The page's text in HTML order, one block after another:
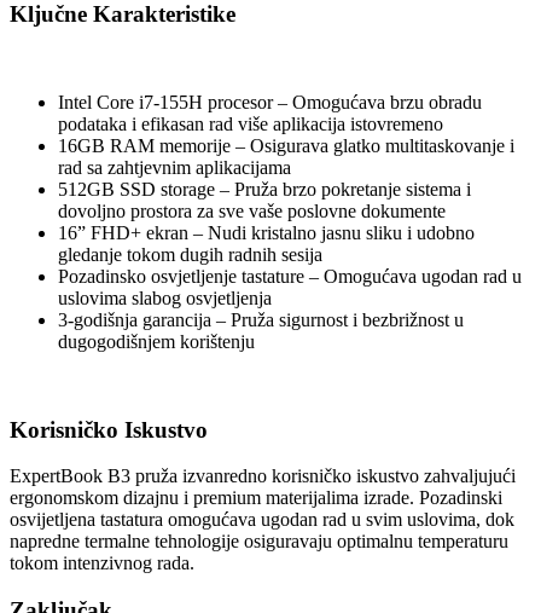
Ključne Karakteristike
Intel Core i7-155H procesor – Omogućava brzu obradu
podataka i efikasan rad više aplikacija istovremeno
16GB RAM memorije – Osigurava glatko multitaskovanje i
rad sa zahtjevnim aplikacijama
512GB SSD storage – Pruža brzo pokretanje sistema i
dovoljno prostora za sve vaše poslovne dokumente
16” FHD+ ekran – Nudi kristalno jasnu sliku i udobno
gledanje tokom dugih radnih sesija
Pozadinsko osvjetljenje tastature – Omogućava ugodan rad u
uslovima slabog osvjetljenja
3-godišnja garancija – Pruža sigurnost i bezbrižnost u
dugogodišnjem korištenju
Korisničko Iskustvo
ExpertBook B3 pruža izvanredno korisničko iskustvo zahvaljujući
ergonomskom dizajnu i premium materijalima izrade. Pozadinski
osvijetljena tastatura omogućava ugodan rad u svim uslovima, dok
napredne termalne tehnologije osiguravaju optimalnu temperaturu
tokom intenzivnog rada.